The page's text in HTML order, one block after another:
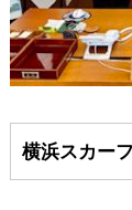
横浜スカー